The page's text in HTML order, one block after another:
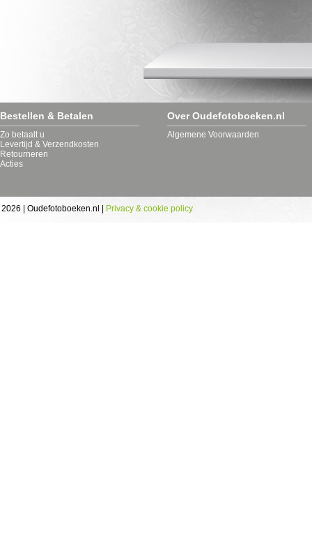
Bestellen & Betalen
Zo betaalt u
Levertijd & Verzendkosten
Retourneren
Acties
Over Oudefotoboeken.nl
Algemene Voorwaarden
| Oudefotoboeken.nl | Privacy & cookie policy